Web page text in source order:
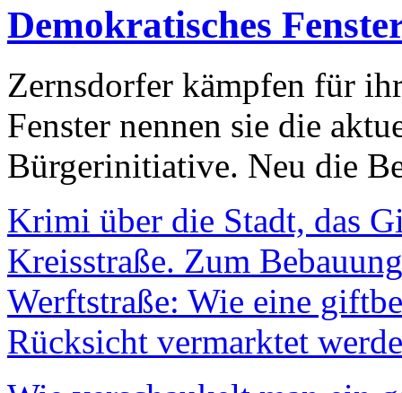
Demokratisches
Zernsdorfer kämpfen für
Fenster nennen sie die
Bürgerinitiative. Neu die
Krimi über die Stadt, das
Kreisstraße. Zum
Werftstraße: Wie eine
Rücksicht vermarktet